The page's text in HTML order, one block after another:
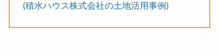
(積水ハウス株式会社の土地活用事例)